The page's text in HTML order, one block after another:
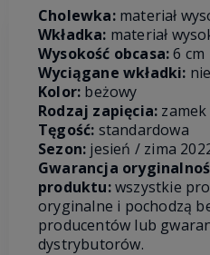
Cholewka: materiał
Wkładka: materiał
Wysokość obcasa:6 cm
Wyciągane wkładki: nie
Kolor: beżowy
Rodzaj zapięcia: zamek
Tęgość: standardowa
Sezon: jesień / zima
Gwarancja
produktu:wszystkie
oryginalne i pochodzą
producentów lub
dystrybutorów.